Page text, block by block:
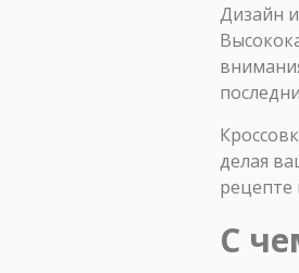
Дизайн
делая
С